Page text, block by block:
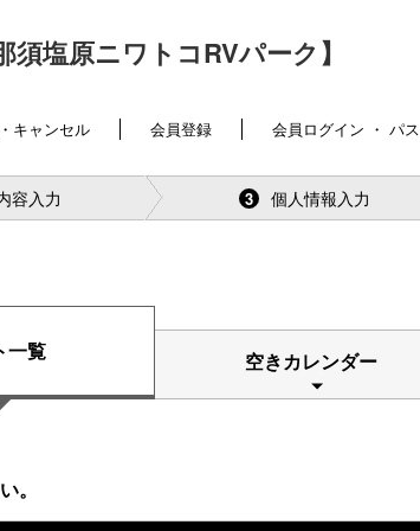
須塩原ニワトコRVパーク】
キャンセル 会員登録 会員ログイン ・ パ
容入力 3 個人情報入力
一覧 空きカレンダー
。